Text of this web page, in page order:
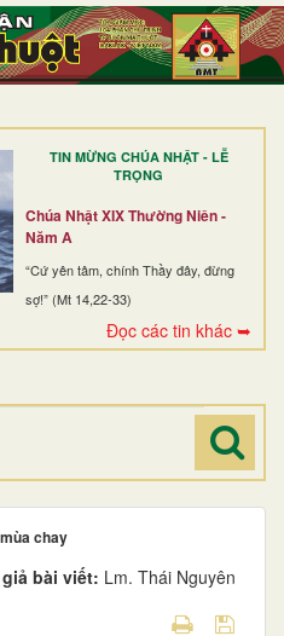
TIN MỪNG CHÚA NHẬT - LỄ
TRỌNG
Chúa Nhật XIX Thường Niên -
Năm A
“Cứ yên tâm, chính Thầy đây, đừng
sợ!” (Mt 14,22-33)
Đọc các tin khác ➥
chay
bài viết: Lm. Thái Nguyên